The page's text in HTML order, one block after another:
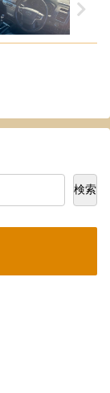
検索